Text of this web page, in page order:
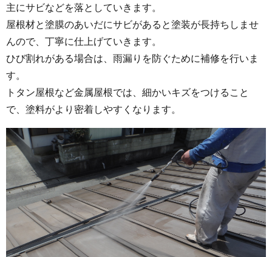
主にサビなどを落としていきます。
屋根材と塗膜のあいだにサビがあると塗装が長持ちしませ
んので、丁寧に仕上げていきます。
ひび割れがある場合は、雨漏りを防ぐために補修を行いま
す。
トタン屋根など金属屋根では、細かいキズをつけること
で、塗料がより密着しやすくなります。